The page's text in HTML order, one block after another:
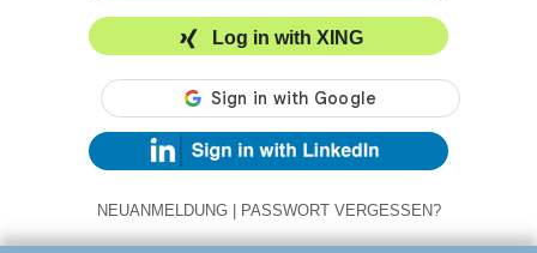
Log in with XING
NEUANMELDUNG | PASSWORT VERGESSEN?